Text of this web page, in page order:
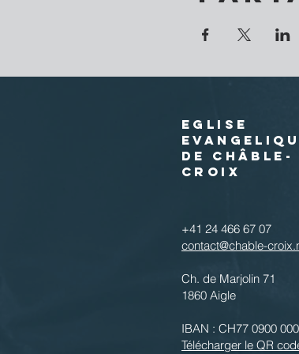
EGLISE
DE CHÂBLE-
CROIX
+41 24 466 67 07
contact@chable-
Ch. de Marjolin 71
1860 Aigle
IBAN : CH77 0900
Télécharger le QR